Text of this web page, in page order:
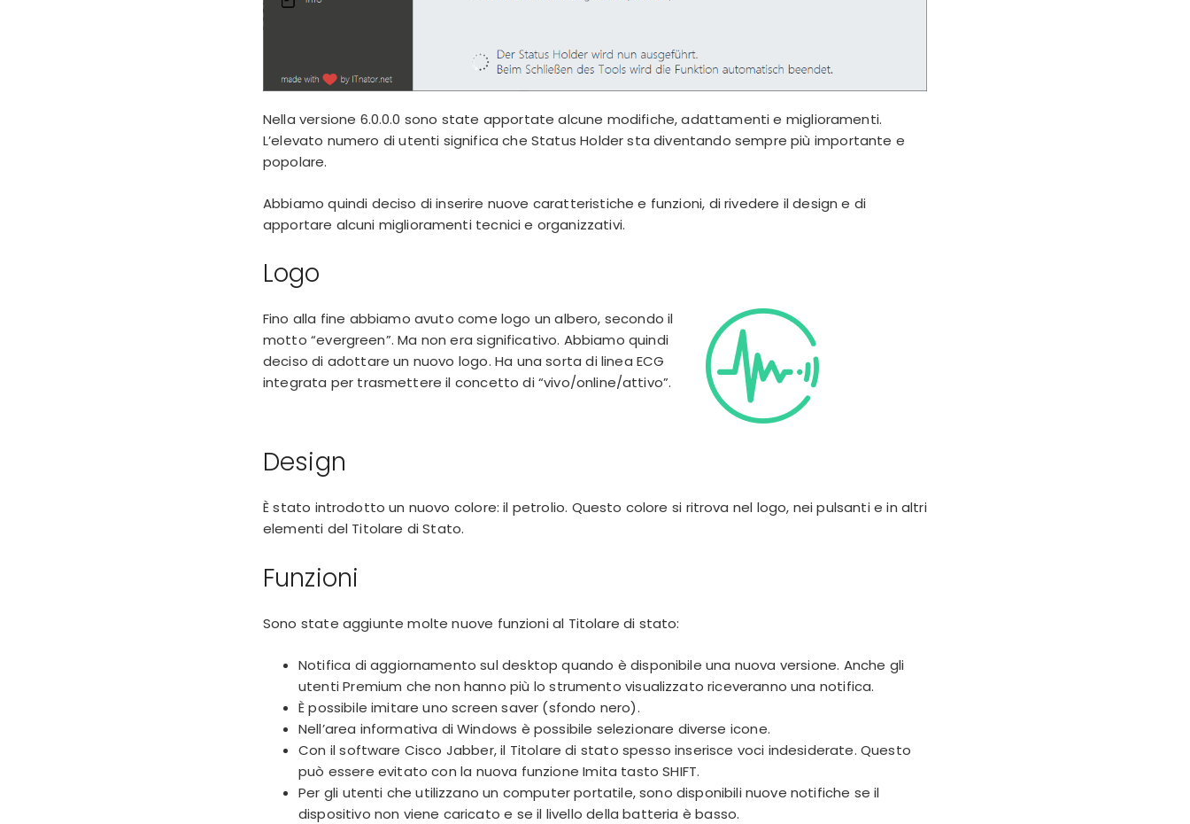
Nella versione 6.0.0.0 sono state apportate alcune modifiche, adattamenti e miglioramenti.
L’elevato numero di utenti significa che Status Holder sta diventando sempre più importante e
popolare.
Abbiamo quindi deciso di inserire nuove caratteristiche e funzioni, di rivedere il design e di
apportare alcuni miglioramenti tecnici e organizzativi.
Logo
Fino alla fine abbiamo avuto come logo un albero, secondo il
motto “evergreen”. Ma non era significativo. Abbiamo quindi
deciso di adottare un nuovo logo. Ha una sorta di linea ECG
integrata per trasmettere il concetto di “vivo/online/attivo”.
Design
È stato introdotto un nuovo colore: il petrolio. Questo colore si ritrova nel logo, nei pulsanti e in altri
elementi del Titolare di Stato.
Funzioni
Sono state aggiunte molte nuove funzioni al Titolare di stato:
Notifica di aggiornamento sul desktop quando è disponibile una nuova versione. Anche gli
utenti Premium che non hanno più lo strumento visualizzato riceveranno una notifica.
È possibile imitare uno screen saver (sfondo nero).
Nell’area informativa di Windows è possibile selezionare diverse icone.
Con il software Cisco Jabber, il Titolare di stato spesso inserisce voci indesiderate. Questo
può essere evitato con la nuova funzioneImita tasto SHIFT.
Per gli utenti che utilizzano un computer portatile, sono disponibili nuove notifiche se il
dispositivo non viene caricato e se il livello della batteria è basso.